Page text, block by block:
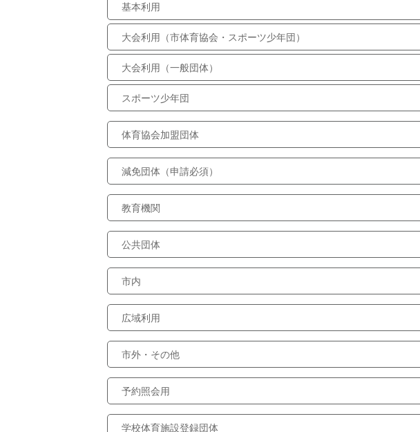
基本利用
大会利用（市体育協会・スポーツ少年団）
大会利用（一般団体）
スポーツ少年団
体育協会加盟団体
減免団体（申請必須）
教育機関
公共団体
市内
広域利用
市外・その他
予約照会用
学校体育施設登録団体